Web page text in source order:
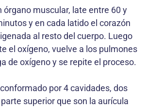
órgano muscular, late entre 60 y
y en cada latido el corazón
al resto del cuerpo. Luego
el oxígeno, vuelve a los pulmones
de oxígeno y se repite el proceso.
por 4 cavidades, dos
superior que son la aurícula